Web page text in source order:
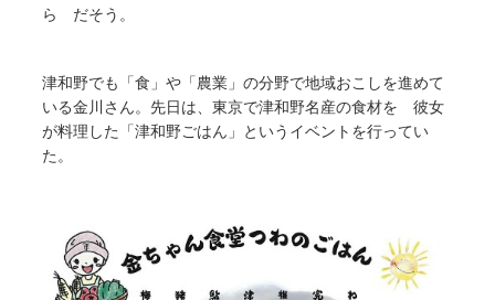
ら だそう。
津和野でも「食」や「農業」の分野で地域おこしを進めて
いる金川さん。先日は、東京で津和野名産の食材を 彼女
が料理した「津和野ごはん」というイベントを行ってい
た。